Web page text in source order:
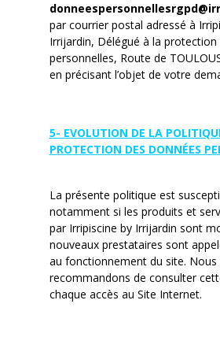
par courrier postal adressé à
Irrijardin, Délégué à la protection
personnelles, Route de
en précisant l’objet de votre
5- EVOLUTION DE LA
PROTECTION DES DONNÉES
La présente politique est
notamment si les produits et
par Irripiscine by Irrijardin sont
nouveaux prestataires sont
au fonctionnement du site. Nous
recommandons de consulter
chaque accès au Site Internet.